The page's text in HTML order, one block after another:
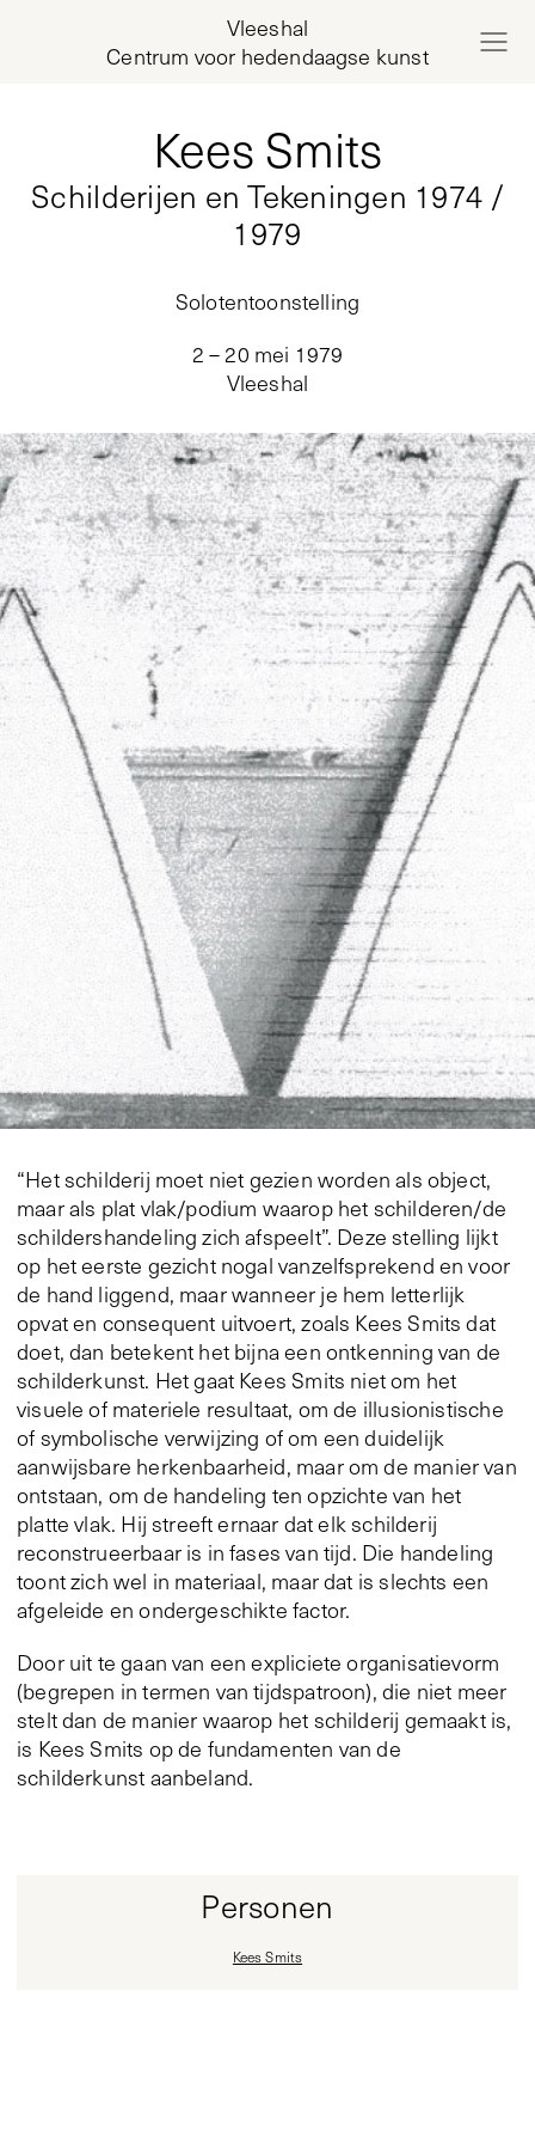
Vleeshal
Centrum voor hedendaagse kunst
Schilderijen en Tekeningen 1974 /
1979
Kees Smits
Solotentoonstelling
2 – 20 mei 1979
Vleeshal
“Het schilderij moet niet gezien worden als object,
maar als plat vlak/podium waarop het schilderen/de
schildershandeling zich afspeelt”. Deze stelling lijkt
op het eerste gezicht nogal vanzelfsprekend en voor
de hand liggend, maar wanneer je hem letterlijk
opvat en consequent uitvoert, zoals Kees Smits dat
doet, dan betekent het bijna een ontkenning van de
schilderkunst. Het gaat Kees Smits niet om het
visuele of materiele resultaat, om de illusionistische
of symbolische verwijzing of om een duidelijk
aanwijsbare herkenbaarheid, maar om de manier van
ontstaan, om de handeling ten opzichte van het
platte vlak. Hij streeft ernaar dat elk schilderij
reconstrueerbaar is in fases van tijd. Die handeling
toont zich wel in materiaal, maar dat is slechts een
afgeleide en ondergeschikte factor.
Door uit te gaan van een expliciete organisatievorm
(begrepen in termen van tijdspatroon), die niet meer
stelt dan de manier waarop het schilderij gemaakt is,
is Kees Smits op de fundamenten van de
schilderkunst aanbeland.
Personen
Kees Smits